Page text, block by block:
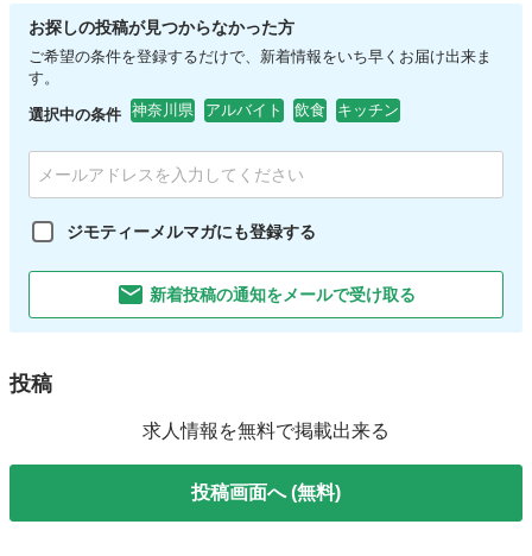
お探しの投稿が見つからなかった方
ご希望の条件を登録するだけで、新着情報をいち早くお届け出来ま
す。
選択中の条件 神奈川県 アルバイト 飲食 キッチン
ジモティーメルマガにも登録する
新着投稿の通知をメールで受け取る
投稿
求人情報を無料で掲載出来る
投稿画面へ (無料)